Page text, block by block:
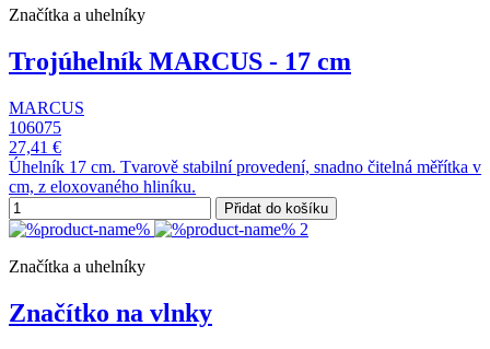
Značítka a uhelníky
Trojúhelník MARCUS - 17 cm
MARCUS
106075
27,41 €
Úhelník 17 cm. Tvarově stabilní provedení, snadno čitelná měřítka v
cm, z eloxovaného hliníku.
Přidat do košíku
Značítka a uhelníky
Značítko na vlnky